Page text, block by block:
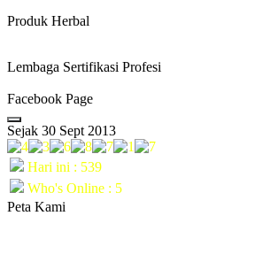
Produk Herbal
Lembaga Sertifikasi Profesi
Facebook Page
Sejak 30 Sept 2013
Hari ini : 539
Who's Online : 5
Peta Kami